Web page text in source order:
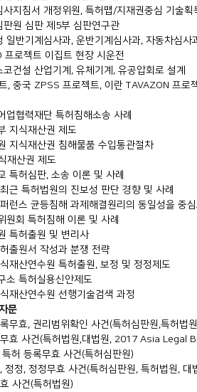
지침서 개정위원, 특허맵/지재권중심 기술획
원 심판 제5부 심판연구관
반기계심사과, 운반기계심사과, 자동차심사
로젝트 이집트 현장 시운전
건설 산업기계, 유체기계, 유공압회로 설계
, 중국 ZPSS 프로젝트, 이란 TAVAZON 프로
업협력재단 특허침해소송 사례
지식재산권 제도
지식재산권 침해물품 수입통관절차
재산권 제도
특허심판, 소송 이론 및 사례
근 특허법원의 진보성 판단 경향 및 사례
런스 균등침해 과제해결원리의 동일성을 중
원회 특허침해 이론 및 사례
특허출원 및 변리사
출원서 작성과 분쟁 전략
재산연수원 특허출원, 보정 및 정정제도
소 특허실용신안제도
재산연수원 선행기술검색 과정
문
무효, 권리범위확인 사건(특허심판원,특허법
효 사건(특허법원,대법원, 2017 Asia Legal
허 등록무효 사건(특허심판원)
정정, 정정무효 사건(특허심판원, 특허법원, 대
사건(특허법원)